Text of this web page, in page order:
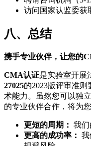
访问国家认监委获
八、总结
携手专业伙伴，让您的
CMA认证是实验室开展
27025的2023版评审准
术能力。虽然您可以独
的专业伙伴合作，将为您
更短的周期： 我们
更高的成功率： 我